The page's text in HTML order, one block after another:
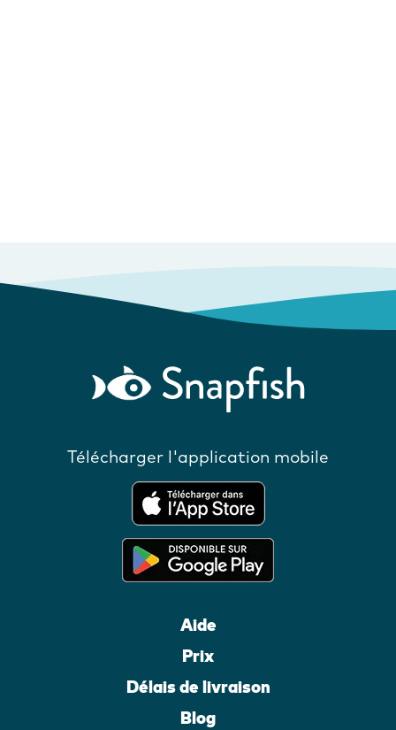
Télécharger l'application mobile
Aide
Prix
Délais de livraison
Blog